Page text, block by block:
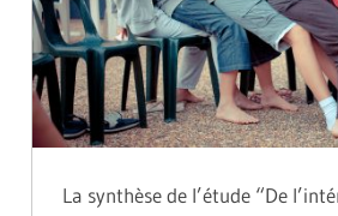
La synthèse de l’étude “De